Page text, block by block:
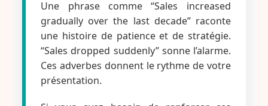
Une phrase comme “Sales increased
gradually over the last decade” raconte
une histoire de patience et de stratégie.
“Sales dropped suddenly” sonne l’alarme.
Ces adverbes donnent le rythme de votre
présentation.